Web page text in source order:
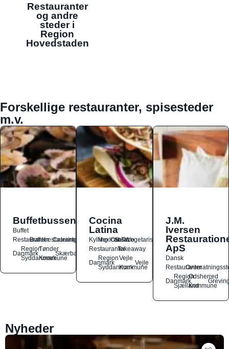
Restauranter
og andre
steder i
Region
Hovedstaden
Forskellige restauranter, spisesteder
m.v.
Buffetbussen
Buffet
Restauranter
Buffetrestauranter
Catering
Danmark
Region
Syddanmark
Tønder
Kommune
Skærbæk
Cocina
Latina
Kylling
Mexicansk
OstSalat
TacoVegetarisk
RestauranterTakeaway
Danmark
Region
Syddanmark
Vejle
Kommune
Vejle
J.M.
Iversen
ApS
Dansk
Restauranter
Danmark
Region
Sjælland
Odsherred
Kommune
Nyheder